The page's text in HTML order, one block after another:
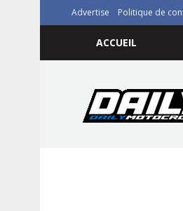
Advertise Politique de
ACCUEIL